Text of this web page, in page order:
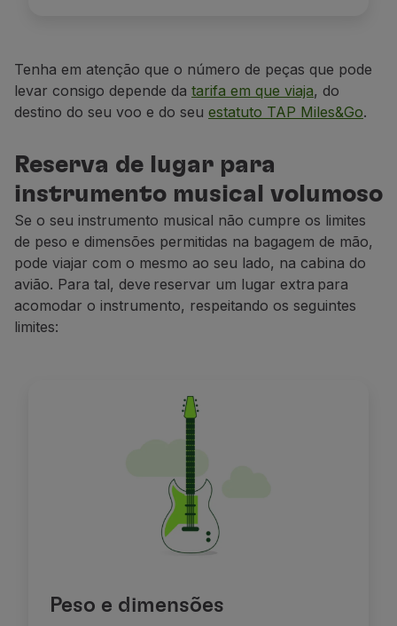
Tenha em atenção que o número de peças que pode
levar consigo depende da tarifa em que viaja, do
destino do seu voo e do seu estatuto TAP Miles&Go.
Reserva de lugar para
instrumento musical volumoso
Se o seu instrumento musical não cumpre os limites
de peso e dimensões permitidas na bagagem de mão,
pode viajar com o mesmo ao seu lado, na cabina do
avião. Para tal, deve reservar um lugar extra para
acomodar o instrumento, respeitando os seguintes
limites:
Peso e dimensões